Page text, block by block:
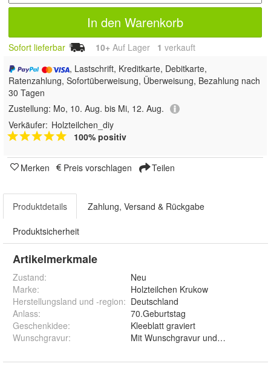
In den Warenkorb
Sofort lieferbar 10+ Auf Lager 1 verkauft
, Lastschrift, Kreditkarte, Debitkarte,
Ratenzahlung, Sofortüberweisung, Überweisung, Bezahlung nach
30 Tagen
Zustellung: Mo, 10. Aug. bis Mi, 12. Aug.
Verkäufer: Holzteilchen_diy
100% positiv
Merken Preis vorschlagen Teilen
Produktdetails Zahlung, Versand & Rückgabe
Produktsicherheit
Artikelmerkmale
Zustand:
Neu
Marke:
Holzteilchen Krukow
Herstellungsland und -region: Deutschland
Anlass:
70.Geburtstag
Geschenkidee:
Kleeblatt graviert
Wunschgravur: Mit Wunschgravur und